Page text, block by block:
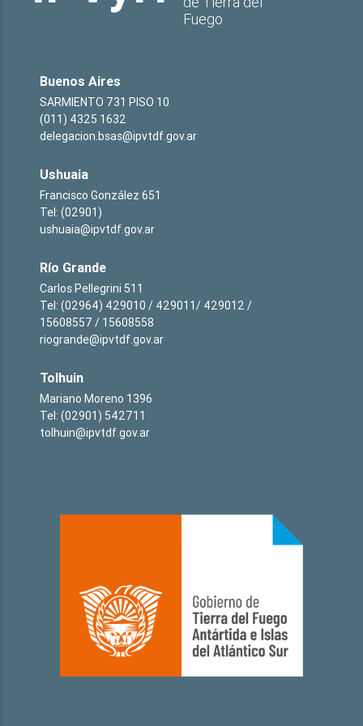
Fuego
Buenos Aires
SARMIENTO 731 PISO 10
(011) 4325 1632
delegacion.bsas@ipvtdf.gov.ar
Ushuaia
Francisco González 651
Tel: (02901)
ushuaia@ipvtdf.gov.ar
Río Grande
Carlos Pellegrini 511
Tel: (02964) 429010 / 429011/ 429012 /
15608557 / 15608558
riogrande@ipvtdf.gov.ar
Tolhuin
Mariano Moreno 1396
Tel: (02901) 542711
tolhuin@ipvtdf.gov.ar